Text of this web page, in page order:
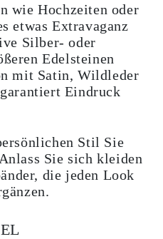
wie Hochzeiten oder
etwas Extravaganz
Silber- oder
Edelsteinen
mit Satin, Wildleder
Eindruck
Stil Sie
Sie sich kleiden
die jeden Look